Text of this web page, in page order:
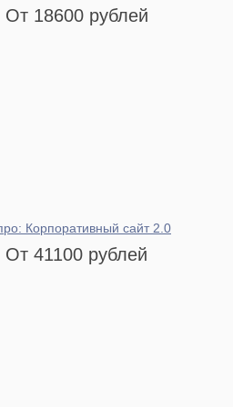
От 18600 рублей
Корпоративный сайт 2.0
От 41100 рублей